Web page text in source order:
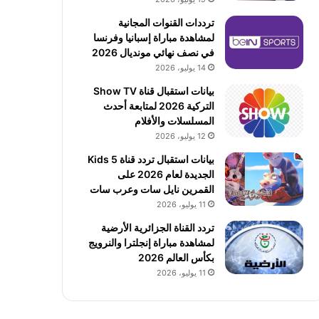
ترددات القنوات المجانية
لمشاهدة مباراة إسبانيا وفرنسا
في نصف نهائي مونديال 2026
14 يوليو، 2026
بيانات استقبال قناة Show TV
التركية 2026 لمتابعة أحدث
المسلسلات والأفلام
12 يوليو، 2026
بيانات استقبال تردد قناة 5 Kids
الجديدة لعام 2026 على
القمرين نايل سات وعرب سات
11 يوليو، 2026
تردد القناة الجزائرية الأرضية
لمشاهدة مباراة إنجلترا والنرويج
بكأس العالم 2026
11 يوليو، 2026